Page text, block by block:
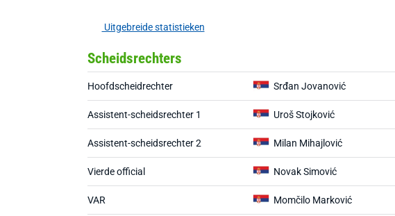
Uitgebreide statistieken
Scheidsrechters
Hoofdscheidrechter Srđan Jovanović
Assistent-scheidsrechter 1 Uroš Stojković
Assistent-scheidsrechter 2 Milan Mihajlović
Vierde official Novak Simović
VAR Momčilo Marković